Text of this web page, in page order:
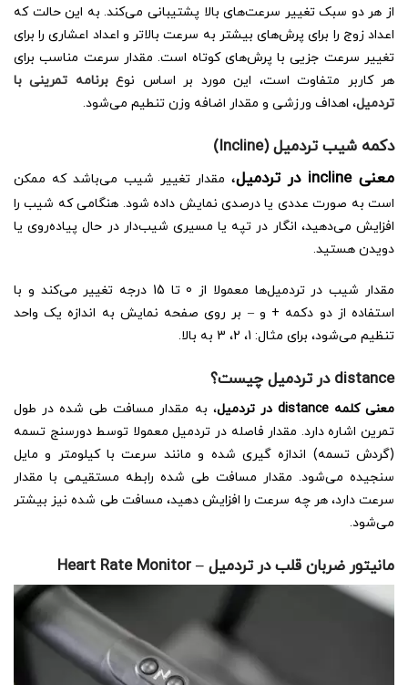
از هر دو سبک تغییر سرعت‌های بالا پشتیبانی می‌کند. به این حالت که
اعداد زوج را برای پرش‌های بیشتر به سرعت بالاتر و اعداد اعشاری را برای
تغییر سرعت جزیی با پرش‌های کوتاه است. مقدار سرعت مناسب برای
هر کاربر متفاوت است، این مورد بر اساس نوعبرنامه تمرینی با
تردمیل، اهداف ورزشی و مقدار اضافه وزن تنطیم می‌شود.
دکمه شیب تردمیل (Incline)
معنی incline در تردمیل
،مقدار تغییر شیب می‌باشد که ممکن
است به صورت عددی یا درصدی نمایش داده شود. هنگامی که شیب را
افزایش می‌دهید، انگار در تپه یا مسیری شیب‌دار در حال پیاده‌روی یا
دویدن هستید.
مقدار شیب در تردمیل‌ها معمولا از 0 تا 15 درجه تغییر می‌کند و با
استفاده از دو دکمه + و – بر روی صفحه نمایش به اندازه یک واحد
تنظیم می‌شود، برای مثال: 1، 2، 3 به بالا.
distance در تردمیل چیست؟
معنی کلمه distance در تردمیل
، به مقدار مسافت طی شده در طول
تمرین اشاره دارد. مقدار فاصله در تردمیل معمولا توسط دورسنج تسمه
(گردش تسمه) اندازه گیری شده و مانند سرعت با کیلومتر و مایل
سنجیده می‌شود. مقدار مسافت طی شده رابطه مستقیمی با مقدار
سرعت دارد، هر چه سرعت را افزایش دهید، مسافت طی شده نیز بیشتر
می‌شود.
مانیتور ضربان قلب در تردمیل –
Heart Rate Monitor